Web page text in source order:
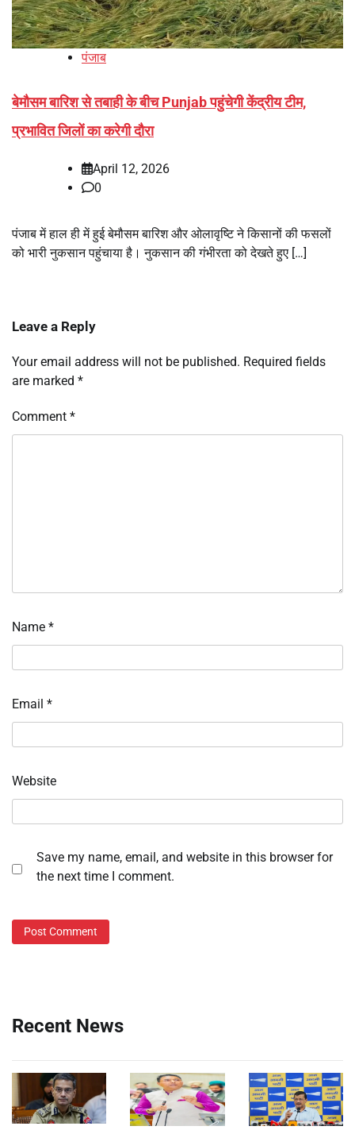
पंजाब
बेमौसम बारिश से तबाही के बीच Punjab पहुंचेगी केंद्रीय टीम,
प्रभावित जिलों का करेगी दौरा
April 12, 2026
0
पंजाब में हाल ही में हुई बेमौसम बारिश और ओलावृष्टि ने किसानों की फसलों
को भारी नुकसान पहुंचाया है। नुकसान की गंभीरता को देखते हुए […]
Leave a Reply
Your email address will not be published. Required fields
are marked *
Comment *
Name *
Email *
Website
Save my name, email, and website in this browser for
the next time I comment.
Recent News